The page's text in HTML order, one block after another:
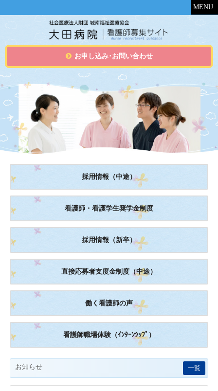
MENU
お申し込み･お問い合わせ
採用情報（中途）
看護師・看護学生奨学金制度
採用情報（新卒）
直接応募者支度金制度（中途）
働く看護師の声
看護師職場体験（ｲﾝﾀｰﾝｼｯﾌﾟ）
お知らせ 一覧